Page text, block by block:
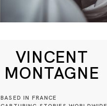
VINCENT
MONTAGNE
BASED IN FRANCE